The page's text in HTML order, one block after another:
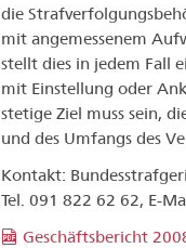
die
mit angemessenem
stellt dies in jedem Fall
mit Einstellung oder
stetige Ziel muss sein,
und des Umfangs des
Kontakt:
Tel. 091 822 62 62, E-
Geschäftsbericht